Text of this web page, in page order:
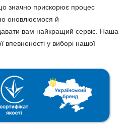
значно прискорює процес
оновлюємося й
вам найкращий сервіс. Наша
впевненості у виборі нашої